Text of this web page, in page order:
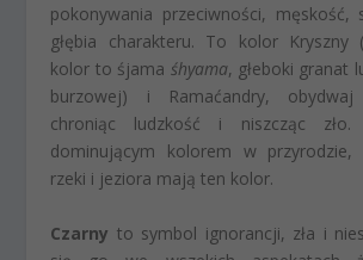
pokonywania przeciwności, męskość,
głębia charakteru. To kolor Kryszny
kolor to śjama śhyama, głeboki granat
burzowej) i Ramaćandry,
chroniąc ludzkość i niszcząc zło.
dominującym kolorem w przyrodzie,
rzeki i jeziora mają ten kolor.
Czarny to symbol ignorancji, zła i